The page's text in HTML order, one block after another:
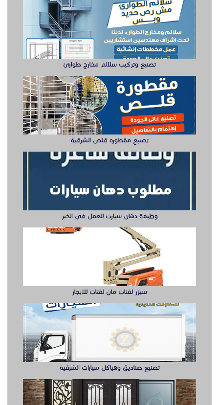
تصنيع وتركيب سلالم مخارج طوارئ
تصنيع مقطوره قلص الشرقية
وظيفة دهان سيارت للعمل في الخبر
سيزر لفتات مان لفتات للايجار
تصنيع صناديق وهياكل سيارات الشرقية